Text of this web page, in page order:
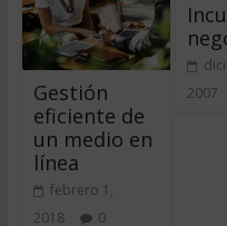
Gestión
eficiente de
un medio en
línea
febrero 1,
2018
0
2007